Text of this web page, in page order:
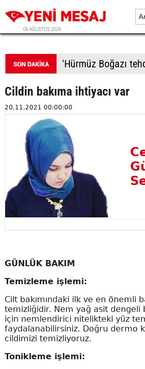
06 AĞUSTOS 2026
Cildin bakıma ihtiyacı var
20.11.2021 00:00:00
GÜNLÜK BAKIM
Temizleme işlemi:
Cilt bakımındaki ilk ve en önemli
temizliğidir. Nem yağ asit dengeli
için nemlendirici nitelikteki yüz
faydalanabilirsiniz. Doğru dermo
cildimizi temizliyoruz.
Tonikleme işlemi: